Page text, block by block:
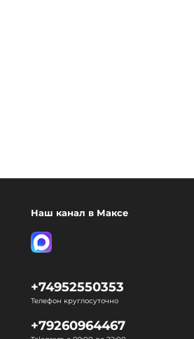
Наш канал в Максе
+74952550353
Телефон круглосуточно
+79260964467